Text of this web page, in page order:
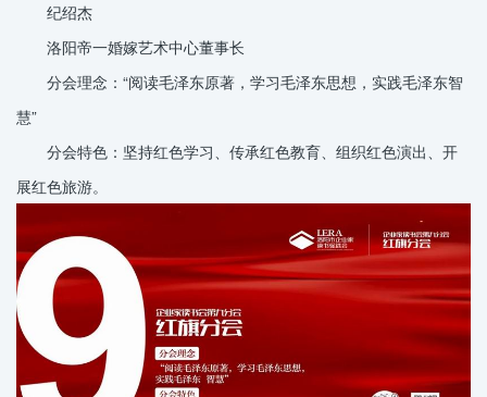
纪绍杰
洛阳帝一婚嫁艺术中心董事长
分会理念：“阅读毛泽东原著，学习毛泽东思想，实践毛泽东智
慧”
分会特色：坚持红色学习、传承红色教育、组织红色演出、开
展红色旅游。